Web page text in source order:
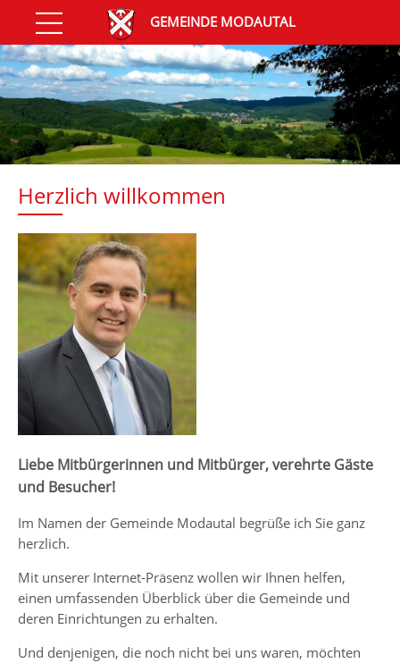
GEMEINDE MODAUTAL
Herzlich willkommen
Liebe Mitbürgerinnen und Mitbürger, verehrte Gäste
und Besucher!
Im Namen der Gemeinde Modautal begrüße ich Sie ganz
herzlich.
Mit unserer Internet-Präsenz wollen wir Ihnen helfen,
einen umfassenden Überblick über die Gemeinde und
deren Einrichtungen zu erhalten.
Und denjenigen, die noch nicht bei uns waren, möchten